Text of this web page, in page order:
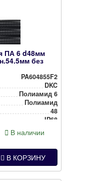
ПА 6 d48мм
без
PA604855F2
DKC
Полиамид 6
Полиамид
48
IP68
Без протяжки
Черный
В наличии
В КОРЗИНУ